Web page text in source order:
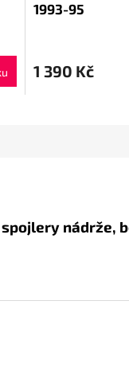
1993-95
1 390 Kč
nádrže,